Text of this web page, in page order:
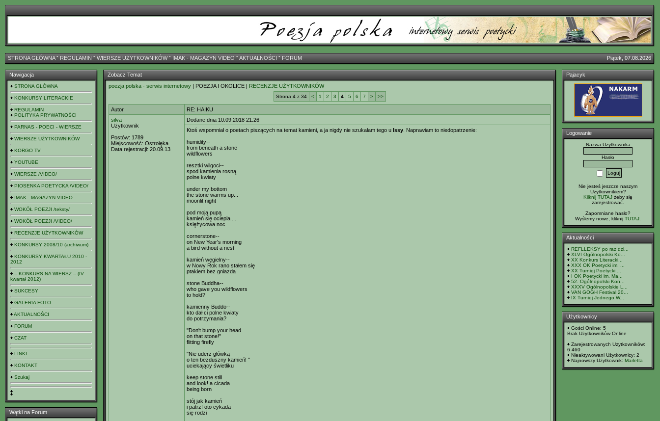
STRONA GŁÓWNAˇ REGULAMIN ˇ WIERSZE UŻYTKOWNIKÓWˇ IMAK - MAGAZYN VIDEO ˇAKTUALNOŚCI ˇ FORUM Piątek, 07.08.2026
Nawigacja
STRONA GŁÓWNA
KONKURSY LITERACKIE
REGULAMIN
POLITYKA PRYWATNOŚCI
PARNAS - POECI - WIERSZE
WIERSZE UŻYTKOWNIKÓW
KORGO TV
YOUTUBE
WIERSZE /VIDEO/
PIOSENKA POETYCKA /VIDEO/
IMAK - MAGAZYN VIDEO
WOKÓŁ POEZJI /teksty/
WOKÓŁ POEZJI /VIDEO/
RECENZJE UŻYTKOWNIKÓW
KONKURSY 2008/10 (archiwum)
KONKURSY KWARTAŁU 2010 -
2012
-- KONKURS NA WIERSZ -- (IV
kwartał 2012)
SUKCESY
GALERIA FOTO
AKTUALNOŚCI
FORUM
CZAT
LINKI
KONTAKT
Szukaj
Wątki na Forum
Zobacz Temat
poezja polska - serwis internetowy | POEZJA I OKOLICE | RECENZJE UŻYTKOWNIKÓW
Strona 4 z 34 < 1 2 3 4 5 6 7 > >>
Autor
RE: HAIKU
silva
Użytkownik
Postów: 1789
Miejscowość: Ostrołęka
Data rejestracji: 20.09.13
Dodane dnia 10.09.2018 21:26
Ktoś wspomniał o poetach piszących na temat kamieni, a ja nigdy nie szukałam tego u Issy . Naprawiam to niedopatrzenie:
humidity--
from beneath a stone
wildflowers
resztki wilgoci--
spod kamienia rosną
polne kwiaty
under my bottom
the stone warms up...
moonlit night
pod moją pupą
kamień się ociepla ...
księżycowa noc
cornerstone--
on New Year's morning
a bird without a nest
kamień węgielny--
w Nowy Rok rano stałem się
ptakiem bez gniazda
stone Buddha--
who gave you wildflowers
to hold?
kamienny Buddo--
kto dał ci polne kwiaty
do potrzymania?
"Don't bump your head
on that stone!"
flitting firefly
"Nie uderz główką
o ten bezduszny kamień! "
uciekający świetliku
keep stone still
and look! a cicada
being born
stój jak kamień
i patrz! oto cykada
się rodzi
Pajacyk
Logowanie
Nazwa Użytkownika
Hasło
Nie jesteś jeszcze naszym
Użytkownikiem?
Kilknij TUTAJ żeby się
zarejestrować.
Zapomniane hasło?
Wyślemy nowe, kliknij TUTAJ
Aktualności
REFLLEKSY po raz dzi...
XLVI Ogólnopolski Ko...
XX Konkurs Literacki...
XXX OK Poetycki im. ...
XX Turniej Poetycki ...
I OK Poetycki im. Ma...
52. Ogólnopolski Kon...
XXXV Ogólnopolskie L...
VAN GOGH Festival 20...
IX Turniej Jednego W...
Użytkownicy
Gości Online: 5
Brak Użytkowników Online
Zarejestrowanych Użytkowników:
6 460
Nieaktywowani Użytkownicy: 2
Najnowszy Użytkownik: Marletta